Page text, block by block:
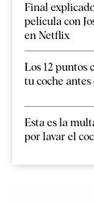
Final
película con
en Netflix
Los 12 puntos
tu coche
Esta es la
por lavar el